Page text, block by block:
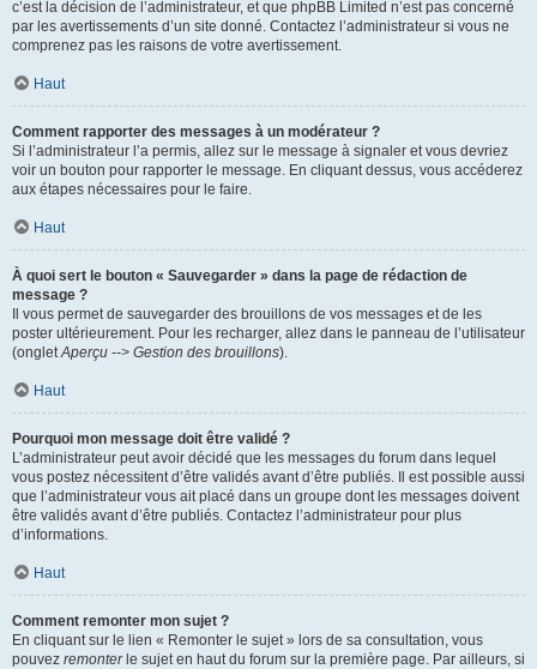
c’est la décision de l’administrateur, et que phpBB Limited n’est pas concerné
par les avertissements d’un site donné. Contactez l’administrateur si vous ne
comprenez pas les raisons de votre avertissement.
Haut
Comment rapporter des messages à un modérateur ?
Si l’administrateur l’a permis, allez sur le message à signaler et vous devriez
voir un bouton pour rapporter le message. En cliquant dessus, vous accéderez
aux étapes nécessaires pour le faire.
Haut
À quoi sert le bouton « Sauvegarder » dans la page de rédaction de
message ?
Il vous permet de sauvegarder des brouillons de vos messages et de les
poster ultérieurement. Pour les recharger, allez dans le panneau de l’utilisateur
(ongletAperçu --> Gestion des brouillons).
Haut
Pourquoi mon message doit être validé ?
L’administrateur peut avoir décidé que les messages du forum dans lequel
vous postez nécessitent d’être validés avant d’être publiés. Il est possible aussi
que l’administrateur vous ait placé dans un groupe dont les messages doivent
être validés avant d’être publiés. Contactez l’administrateur pour plus
d’informations.
Haut
Comment remonter mon sujet ?
En cliquant sur le lien « Remonter le sujet » lors de sa consultation, vous
pouvez remonterle sujet en haut du forum sur la première page. Par ailleurs, si